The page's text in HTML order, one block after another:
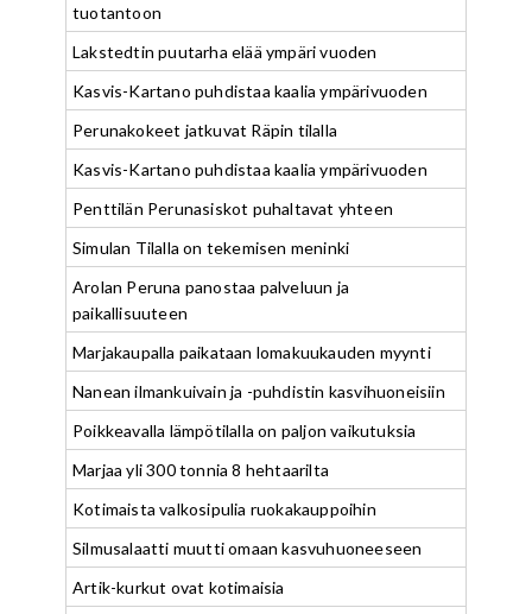
tuotantoon
Lakstedtin puutarha elää ympäri vuoden
Kasvis-Kartano puhdistaa kaalia ympärivuoden
Perunakokeet jatkuvat Räpin tilalla
Kasvis-Kartano puhdistaa kaalia ympärivuoden
Penttilän Perunasiskot puhaltavat yhteen
Simulan Tilalla on tekemisen meninki
Arolan Peruna panostaa palveluun ja
paikallisuuteen
Marjakaupalla paikataan lomakuukauden myynti
Nanean ilmankuivain ja -puhdistin kasvihuoneisiin
Poikkeavalla lämpötilalla on paljon vaikutuksia
Marjaa yli 300 tonnia 8 hehtaarilta
Kotimaista valkosipulia ruokakauppoihin
Silmusalaatti muutti omaan kasvuhuoneeseen
Artik-kurkut ovat kotimaisia